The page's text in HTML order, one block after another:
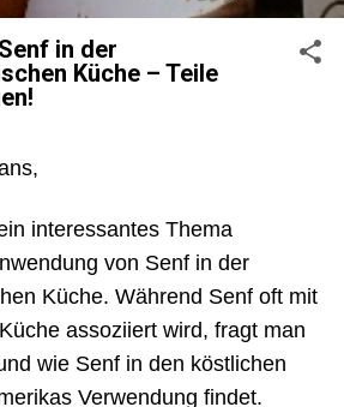
in der
Küche – Teile
interessantes Thema
von Senf in der
Küche. Während Senf oft mit
assoziiert wird, fragt man
wie Senf in den köstlichen
Verwendung findet.